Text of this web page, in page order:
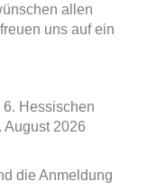
allen
uns auf ein
Hessischen
August 2026
die Anmeldung